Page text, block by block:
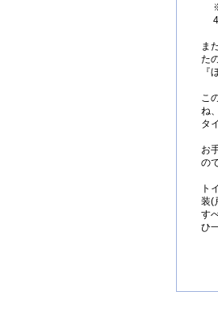
ま
た
『
こ
ね
タ
お
の
ト
装(
す
ひ